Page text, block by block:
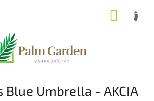
Umbrella - AKCIA